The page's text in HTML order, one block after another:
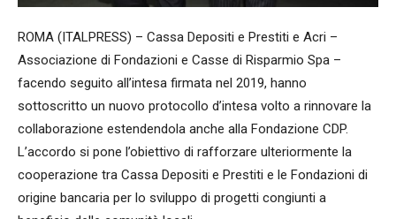
ROMA (ITALPRESS) – Cassa Depositi e Prestiti e Acri –
Associazione di Fondazioni e Casse di Risparmio Spa –
facendo seguito all’intesa firmata nel 2019, hanno
sottoscritto un nuovo protocollo d’intesa volto a rinnovare la
collaborazione estendendola anche alla Fondazione CDP.
L’accordo si pone l’obiettivo di rafforzare ulteriormente la
cooperazione tra Cassa Depositi e Prestiti e le Fondazioni di
origine bancaria per lo sviluppo di progetti congiunti a